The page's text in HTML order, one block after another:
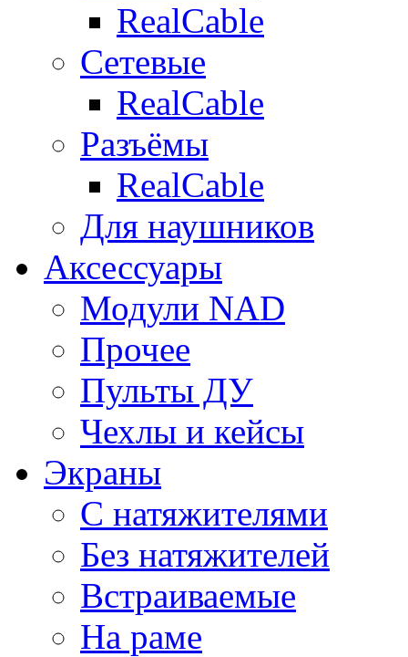
RealCable
Сетевые
RealCable
Разъёмы
RealCable
Для наушников
Аксессуары
Модули NAD
Прочее
Пульты ДУ
Чехлы и кейсы
Экраны
С натяжителями
Без натяжителей
Встраиваемые
На раме